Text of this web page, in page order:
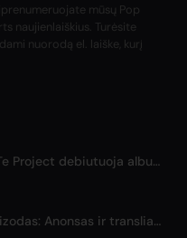
mūsų Pop
naujienlaiškius. Turėsite
nuorodą el. laiške, kurį
Virtuali idoli grupė FouRTe Project debiutuoja albumu 'ALL IN', kurį prodiusavo m-flo narys ☆Taku Takahashi
BLACK TORCH 6-asis epizodas: Anonsas ir transliavimo platformos